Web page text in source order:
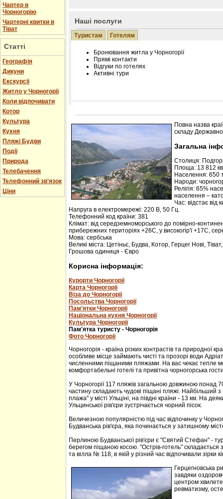
Чартер в
Чорногорію
Чартерні квитки в
Тіват
Статті
Географія
Дикуни
Екскурсії
Житло у Чорногорії
Коли відпочивати
Котор
Культура
Кухня
Пляжі Будви
Події
Природа
Телебачення
Телефонний зв'язок
Ціни
Наші послуги
Туристам Готелям
Бронювання житла у Чорногорії
Прямі контакти
Відгуки по готелях
Активні тури
Розміщення інформації про готель на
Редагування інформації і цін на вимогу
Лічільник відвідувачів
Повна назва
складу
Загальна
Столиця:
Площа: 13 812
Населення: 650
Народи:
Релігія: 65%
населення –
Час: відстає від
Напруга в електромережі: 220 В, 50 Гц.
Телефонний код країни: 381
Клімат: від середземноморського до помірно-
прибережних територіях +26С, у високогір'ї +17С,
Мова: сербська
Великі міста: Цетіньє, Будва, Котор, Герцег Нові,
Грошова одиниця - Євро
Корисна інформація:
Курорти Чорногорії
Карта Чорногорії
Віза до Чорногорії
Посольства Чорногорії
Пам'ятки Чорногорії
Національна кухня Чорногорії
Культура Чорногорії
Пам'ятка туристу - Чорногорія
Фото Чорногорії
Чорногорія - країна різких контрастів та природної
особливе місце займають чисті та прозорі води
численними піщаними пляжами. На вас чекає тепле
комфортабельні готелі та привітна чорногорська
У Чорногорії 117 пляжів загальною довжиною понад
частину складають чудові піщані пляжі. Найбільший
плажа" у місті Ульціні, на півдні країни - 13 км. На
Ульцинської рів'єри зустрічається чорний пісок.
Величезною популярністю під час відпочинку у
Будванська рів'єра, яка починається у затишному
Перлиною Будванської рів'єри є "Святий Стефан" -
берегом піщаною косою. "Острів-готель"
та вілла № 118, в якій у різний час відпочивали зірки
Герцегновська
завдяки
центром
ревматизму,